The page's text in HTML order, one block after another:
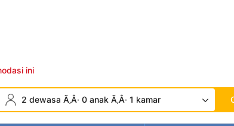
ini
2 dewasa Ã‚Â· 0 anak Ã‚Â· 1 kamar